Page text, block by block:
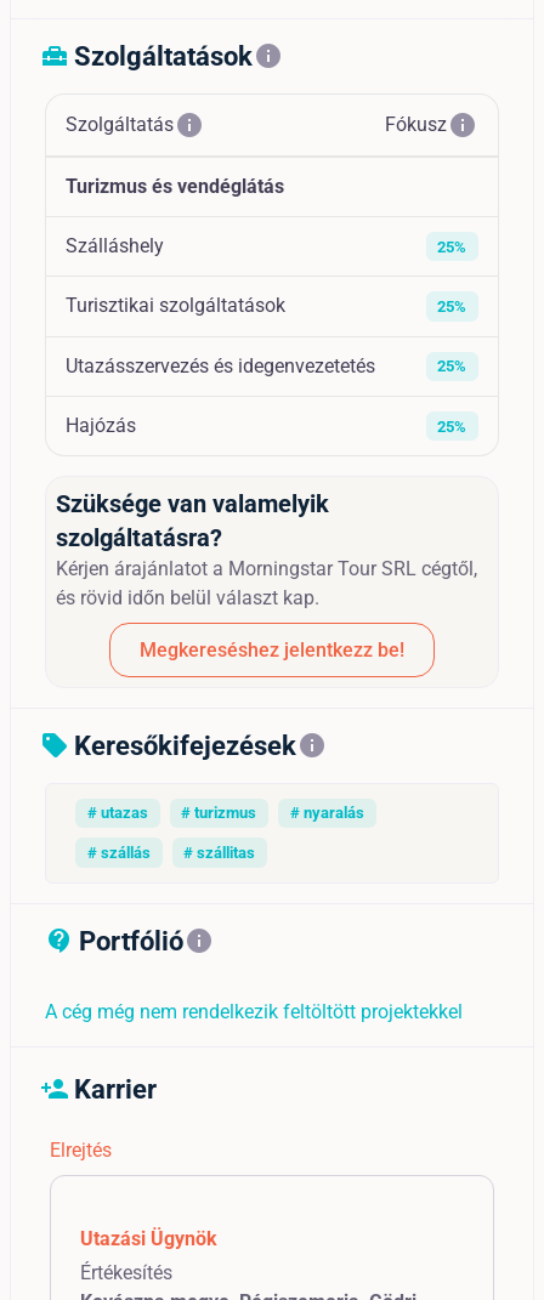
home_repair_service Szolgáltatásokinfo
Szolgáltatásinfo Fókuszinfo
Turizmus és vendéglátás
Szálláshely 25%
Turisztikai szolgáltatások 25%
Utazásszervezés és idegenvezetetés 25%
Hajózás 25%
Szüksége van valamelyik
szolgáltatásra?
Kérjen árajánlatot a Morningstar Tour SRL cégtől,
és rövid időn belül választ kap.
Megkereséshez jelentkezz be!
sell Keresőkifejezésekinfo
# utazas # turizmus # nyaralás
# szállás # szállitas
contact_support_outline
Portfólióinfo
A cég még nem rendelkezik feltöltött projektekkel
person_add Karrier
Elrejtés
Utazási Ügynök
Értékesítés